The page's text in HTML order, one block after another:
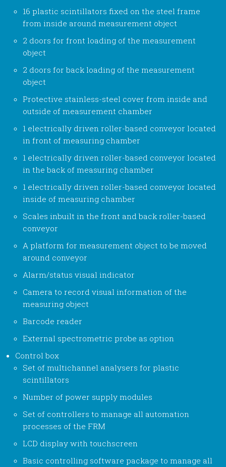
16 plastic scintillators fixed on the steel frame
from inside around measurement object
2 doors for front loading of the measurement
object
2 doors for back loading of the measurement
object
Protective stainless-steel cover from inside and
outside of measurement chamber
1 electrically driven roller-based conveyor located
in front of measuring chamber
1 electrically driven roller-based conveyor located
in the back of measuring chamber
1 electrically driven roller-based conveyor located
inside of measuring chamber
Scales inbuilt in the front and back roller-based
conveyor
A platform for measurement object to be moved
around conveyor
Alarm/status visual indicator
Camera to record visual information of the
measuring object
Barcode reader
External spectrometric probe as option
Control box
Set of multichannel analysers for plastic
scintillators
Number of power supply modules
Set of controllers to manage all automation
processes of the FRM
LCD display with touchscreen
Basic controlling software package to manage all